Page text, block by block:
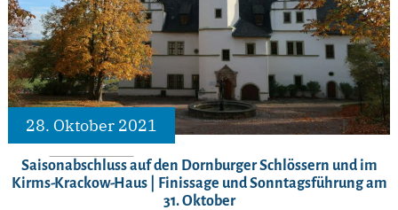
28. Oktober 2021
Saisonabschluss auf den Dornburger Schlössern und im
Kirms-Krackow-Haus | Finissage und Sonntagsführung am
31. Oktober